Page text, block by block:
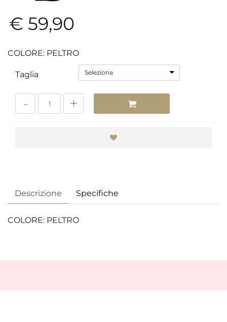
€ 59,90
COLORE: PELTRO
Taglia Seleziona
Descrizione Specifiche
COLORE: PELTRO